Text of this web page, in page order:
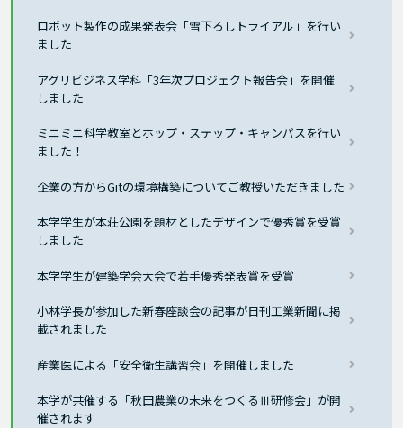
ロボット製作の成果発表会「雪下ろしトライアル」を行い
ました
アグリビジネス学科「3年次プロジェクト報告会」を開催
しました
ミニミニ科学教室とホップ・ステップ・キャンパスを行い
ました！
企業の方からGitの環境構築についてご教授いただきました
本学学生が本荘公園を題材としたデザインで優秀賞を受賞
しました
本学学生が建築学会大会で若手優秀発表賞を受賞
小林学長が参加した新春座談会の記事が日刊工業新聞に掲
載されました
産業医による「安全衛生講習会」を開催しました
本学が共催する「秋田農業の未来をつくるⅢ研修会」が開
催されます